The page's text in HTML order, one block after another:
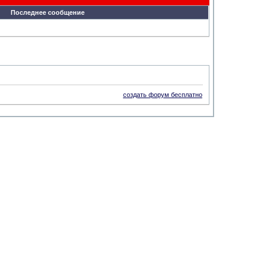
Последнее сообщение
создать форум бесплатно